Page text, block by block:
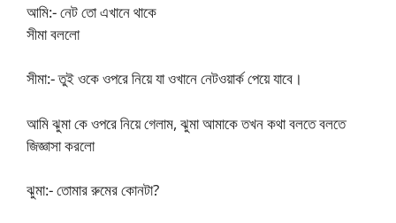
আমি:- নেট তো এখানে থাকে
সীমা বললো
সীমা:- তুই ওকে ওপরে নিয়ে যা ওখানে নেটওয়ার্ক পেয়ে যাবে।
আমি ঝুমা কে ওপরে নিয়ে গেলাম, ঝুমা আমাকে তখন কথা বলতে বলতে
জিজ্ঞাসা করলো
ঝুমা:- তোমার রুমের কোনটা?